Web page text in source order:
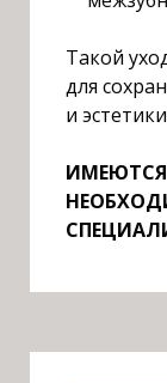
Такой
для
и